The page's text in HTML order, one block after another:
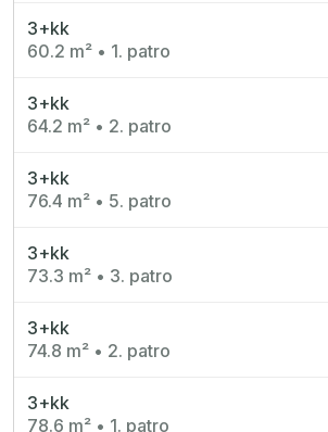
3+kk
60.2 m² • 1. patro
3+kk
64.2 m² • 2. patro
3+kk
76.4 m² • 5. patro
3+kk
73.3 m² • 3. patro
3+kk
74.8 m² • 2. patro
3+kk
78.6 m² • 1. patro
Lihovar Smíchov Sever
Idylka Lochkov